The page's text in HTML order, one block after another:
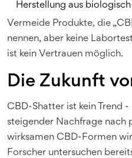
Herstellung aus
Vermeide Produkte, die
nennen, aber keine
ist kein Vertrauen möglich.
Die Zukunft
CBD-Shatter ist kein Trend
steigender Nachfrage nach
wirksamen CBD-Formen
Forscher untersuchen